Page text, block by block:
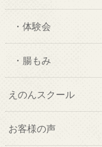
・体験会
・腸もみ
えのんスクール
お客様の声